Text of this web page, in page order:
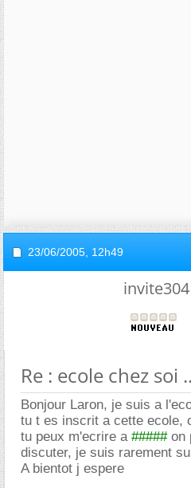
23/06/2005, 12h49
Re : ecole chez soi ..
Bonjour Laron, je suis a
tu t es inscrit a cette ecole,
tu peux m'ecrire a #####on
discuter, je suis rarement
A bientot j espere